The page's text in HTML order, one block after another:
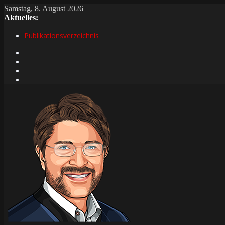
Samstag, 8. August 2026
Aktuelles:
Publikationsverzeichnis
Fasching in Stadt und Landkreis Rosenheim 2026
Gardemärsche – Showspektakel – Festumzüge
Fasching im Landkreis Mühldorf a.Inn 2026
Heid geh ma fuat!